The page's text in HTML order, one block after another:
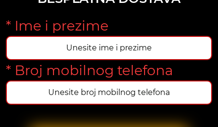
* Ime i prezime
* Broj mobilnog telefona